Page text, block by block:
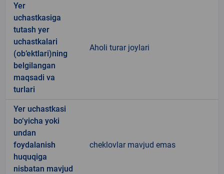
Yer
uchastkasiga
tutash yer
uchastkalari
(ob’ektlari)ning
belgilangan
maqsadi va
turlari
Aholi turar joylari
Yer uchastkasi
bo‘yicha yoki
undan
foydalanish
huquqiga
nisbatan mavjud
cheklovlar mavjud emas